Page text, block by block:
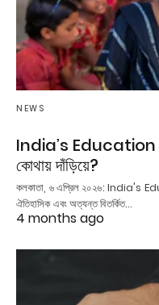
NEWS
India’s Education
কোথায় দাঁড়িয়ে?
কলকাতা, ৬ এপ্রিল ২০২৬: India's
ঐতিহাসিক এবং অত্যন্ত বিতর্কিত…
4 months ago